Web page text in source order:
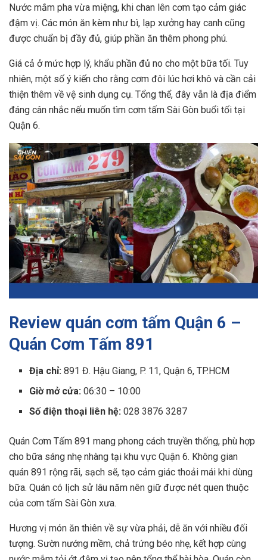
Nước mắm pha vừa miệng, khi chan lên cơm tạo cảm giác
đậm vị. Các món ăn kèm như bì, lạp xưởng hay canh cũng
được chuẩn bị đầy đủ, giúp phần ăn thêm phong phú.
Giá cả ở mức hợp lý, khẩu phần đủ no cho một bữa tối. Tuy
nhiên, một số ý kiến cho rằng cơm đôi lúc hơi khô và cần cải
thiện thêm về vệ sinh dụng cụ. Tổng thể, đây vẫn là địa điểm
đáng cân nhắc nếu muốn tìm cơm tấm Sài Gòn buổi tối tại
Quận 6.
Review quán cơm tấm Quận 6 –
Quán Cơm Tấm 891
Địa chỉ: 891 Đ. Hậu Giang, P. 11, Quận 6, TP.HCM
Giờ mở cửa: 06:30 – 10:00
Số điện thoại liên hệ: 028 3876 3287
Quán Cơm Tấm 891 mang phong cách truyền thống, phù hợp
cho bữa sáng nhẹ nhàng tại khu vực Quận 6. Không gian
quán 891 rộng rãi, sạch sẽ, tạo cảm giác thoải mái khi dùng
bữa. Quán có lịch sử lâu năm nên giữ được nét quen thuộc
của cơm tấm Sài Gòn xưa.
Hương vị món ăn thiên về sự vừa phải, dễ ăn với nhiều đối
tượng. Sườn nướng mềm, chả trứng béo nhẹ, kết hợp cùng